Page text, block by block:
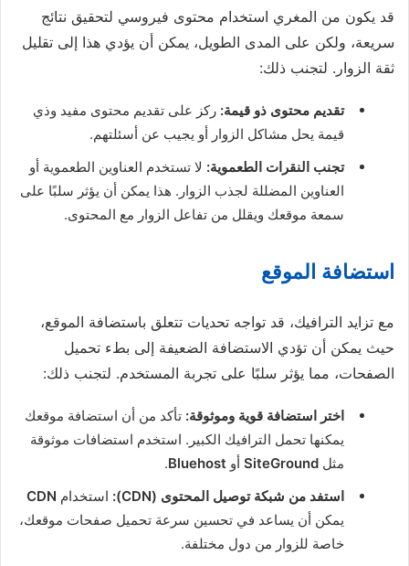
قد يكون من المغري استخدام محتوى فيروسي لتحقيق نتائج
سريعة، ولكن على المدى الطويل، يمكن أن يؤدي هذا إلى تقليل
ثقة الزوار. لتجنب ذلك:
تقديم محتوى ذو قيمة: ركز على تقديم محتوى مفيد وذي
قيمة يحل مشاكل الزوار أو يجيب عن أسئلتهم.
تجنب النقرات الطعموية: لا تستخدم العناوين الطعموية أو
العناوين المضللة لجذب الزوار. هذا يمكن أن يؤثر سلبًا على
سمعة موقعك ويقلل من تفاعل الزوار مع المحتوى.
استضافة الموقع
مع تزايد الترافيك، قد تواجه تحديات تتعلق باستضافة الموقع،
حيث يمكن أن تؤدي الاستضافة الضعيفة إلى بطء تحميل
الصفحات، مما يؤثر سلبًا على تجربة المستخدم. لتجنب ذلك:
اختر استضافة قوية وموثوقة: تأكد من أن استضافة موقعك
يمكنها تحمل الترافيك الكبير. استخدم استضافات موثوقة
مثل SiteGround أو Bluehost
.
استفد من شبكة توصيل المحتوى (CDN):
استخدام CDN
يمكن أن يساعد في تحسين سرعة تحميل صفحات موقعك،
خاصة للزوار من دول مختلفة.